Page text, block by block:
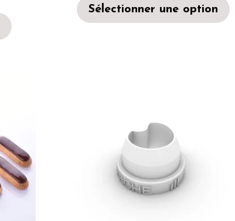
Sélectionner une option